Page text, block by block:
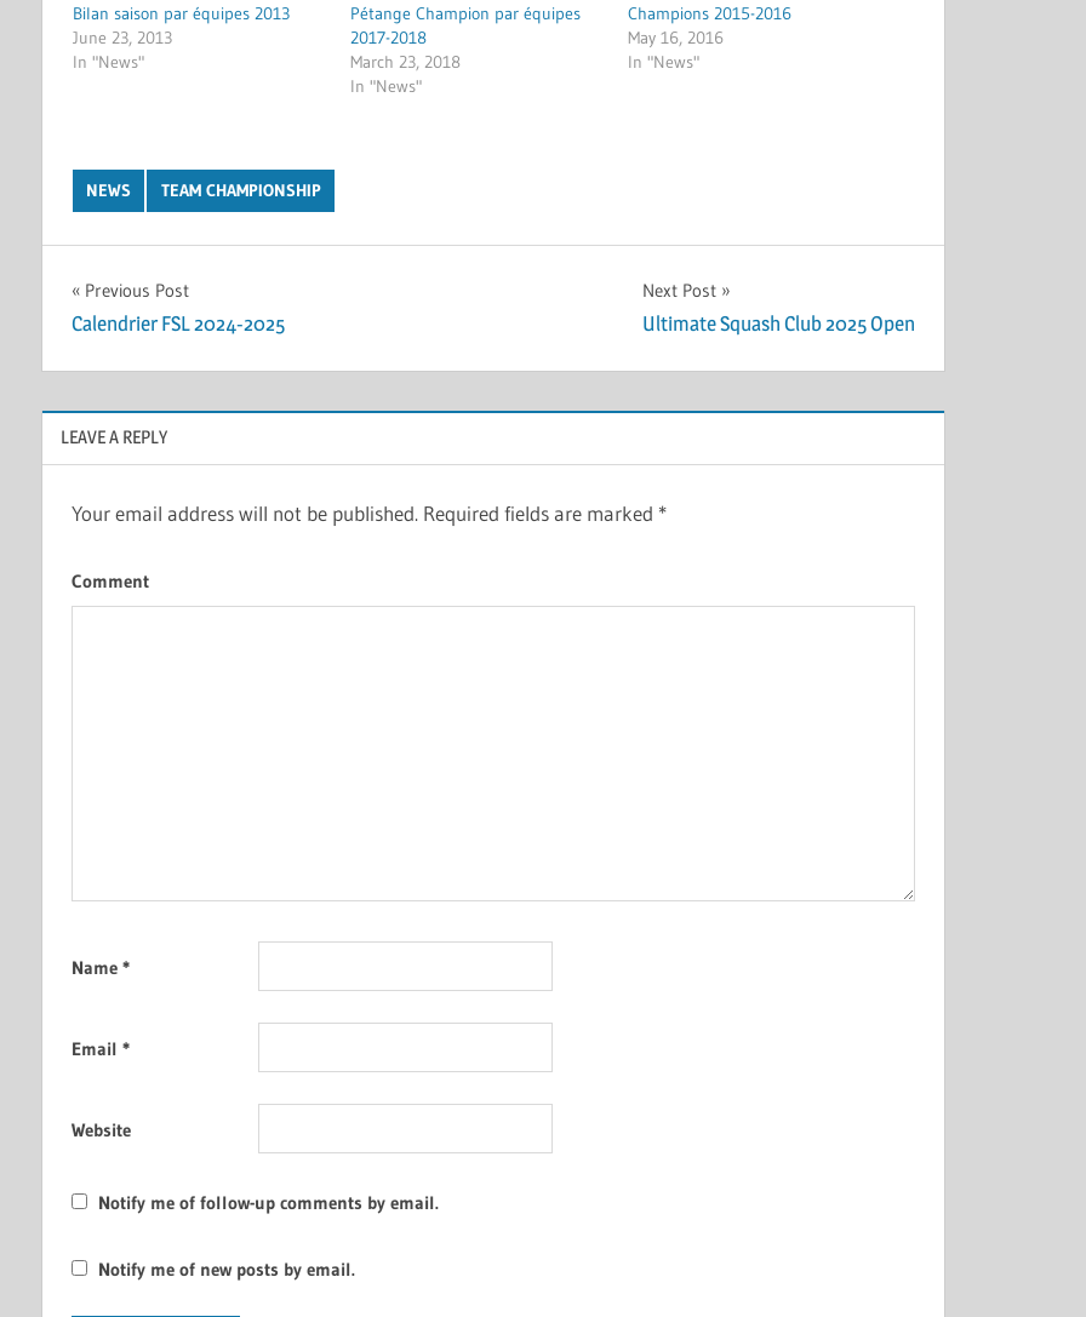
Bilan saison par équipes 2013
June 23, 2013
In "News"
Pétange Champion par équipes
2017-2018
March 23, 2018
In "News"
Champions 2015-2016
May 16, 2016
In "News"
NEWS TEAM CHAMPIONSHIP
Post
navigation
Previous Post
Calendrier FSL 2024-2025
Next Post
Ultimate Squash Club 2025 Open
LEAVE A REPLY
Your email address will not be published.Required fields are marked *
Comment
Name *
Email *
Website
Notify me of follow-up comments by email.
Notify me of new posts by email.